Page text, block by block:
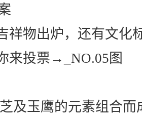
及玉鹰的元素组合而